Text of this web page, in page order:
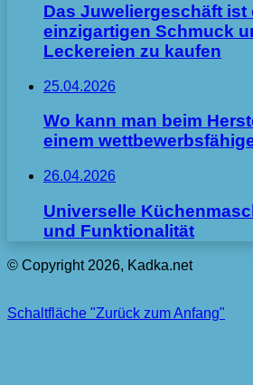
Das Juweliergeschäft ist
einzigartigen Schmuck
Leckereien zu kaufen
25.04.2026
Wo kann man beim
einem
26.04.2026
Universelle
und Funktionalität
© Copyright 2026, Kadka.net
Schaltfläche "Zurück zum Anfang"